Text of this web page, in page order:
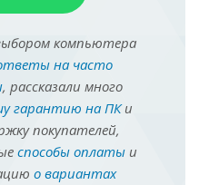
компьютера
на часто
, рассказали много
гарантию на ПКи
покупателей,
способы оплатыи
о вариантах